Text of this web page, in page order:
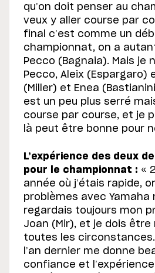
qu’on doit penser au
veux y aller course par
final c’est comme un
championnat, on a
Pecco (Bagnaia). Mais je
Pecco, Aleix (Espargaro)
(Miller) et Enea
est un peu plus serré
course par course, et je
là peut être bonne pour
L’expérience des deux
pour le championnat : «
année où j’étais rapide,
problèmes avec Yamaha
regardais toujours mon
Joan (Mir), et je dois être
toutes les
l’an dernier me donne
confiance et